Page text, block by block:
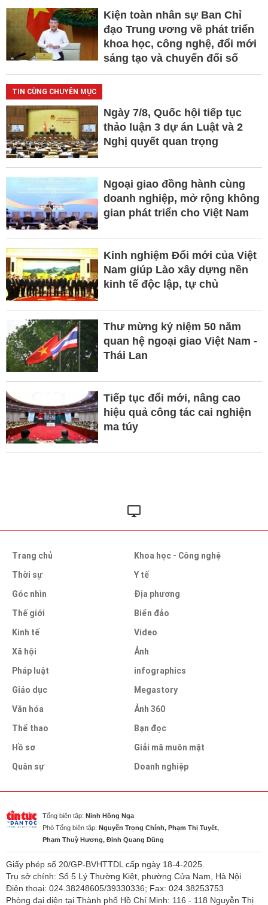
Kiện toàn nhân sự Ban Chỉ
đạo Trung ương về phát triển
khoa học, công nghệ, đổi mới
sáng tạo và chuyển đổi số
TIN CÙNG CHUYÊN MỤC
Ngày 7/8, Quốc hội tiếp tục
thảo luận 3 dự án Luật và 2
Nghị quyết quan trọng
Ngoại giao đồng hành cùng
doanh nghiệp, mở rộng không
gian phát triển cho Việt Nam
Kinh nghiệm Đổi mới của Việt
Nam giúp Lào xây dựng nền
kinh tế độc lập, tự chủ
Thư mừng kỷ niệm 50 năm
quan hệ ngoại giao Việt Nam -
Thái Lan
Tiếp tục đổi mới, nâng cao
hiệu quả công tác cai nghiện
ma túy
Trang chủ
Thời sự
Góc nhìn
Thế giới
Kinh tế
Xã hội
Pháp luật
Giáo dục
Văn hóa
Thể thao
Hồ sơ
Quân sự
Khoa học - Công nghệ
Y tế
Địa phương
Biển đảo
Video
Ảnh
infographics
Megastory
Ảnh 360
Bạn đọc
Giải mã muôn mặt
Doanh nghiệp
Tổng biên tập: Ninh Hồng Nga
Phó Tổng biên tập: Nguyễn Trọng Chính, Phạm Thị Tuyết,
Phạm Thuỳ Hương, Đinh Quang Dũng
Giấy phép số 20/GP-BVHTTDL cấp ngày 18-4-2025.
Trụ sở chính: Số 5 Lý Thường Kiệt, phường Cửa Nam, Hà Nội
Điện thoại: 024.38248605/39330336; Fax: 024.38253753
Phòng đại diện tại Thành phố Hồ Chí Minh: 116 - 118 Nguyễn Thị